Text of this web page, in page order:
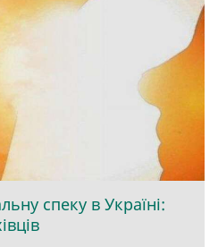
спеку в Україні: